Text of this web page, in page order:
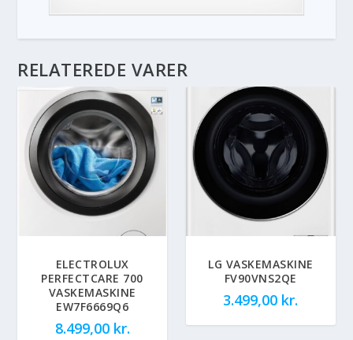
RELATEREDE VARER
ELECTROLUX
PERFECTCARE 700
VASKEMASKINE
EW7F6669Q6
8.499,00 kr.
LG VASKEMASKINE
FV90VNS2QE
3.499,00 kr.